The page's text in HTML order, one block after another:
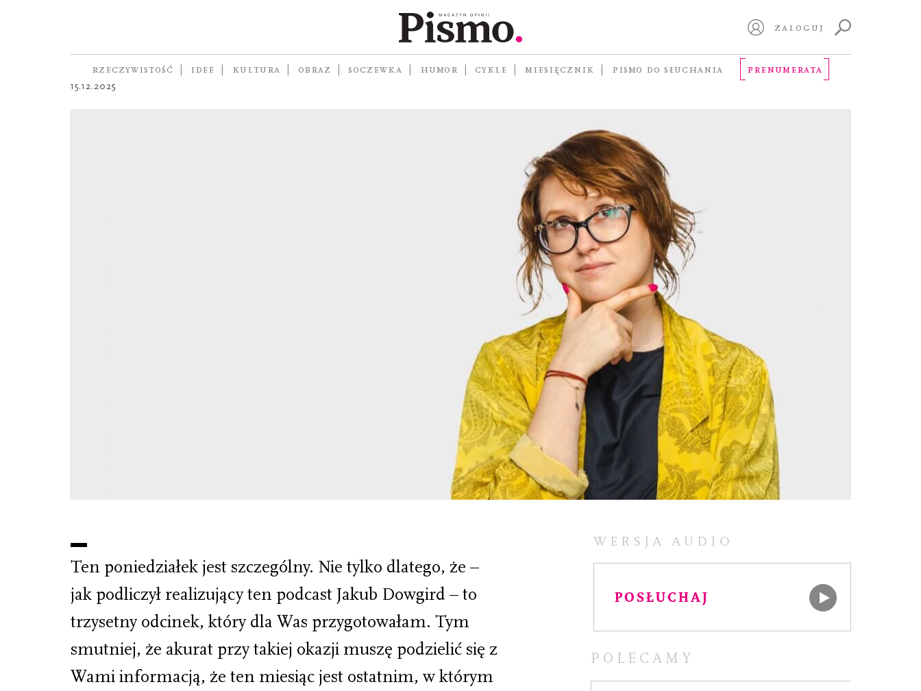
ZALOGUJ
RZECZYWISTOŚĆ IDEE KULTURA OBRAZ SOCZEWKA HUMOR CYKLE MIESIĘCZNIK PISMO DO SŁUCHANIA PRENUMERATA
autorka MAGDALENA KICIŃSKA
15.12.2025
Ten poniedziałek jest szczególny. Nie tylko dlatego, że –
jak podliczył realizujący ten podcast Jakub Dowgird – to
trzysetny odcinek, który dla Was przygotowałam. Tym
smutniej, że akurat przy takiej okazji muszę podzielić się z
Wami informacją, że ten miesiąc jest ostatnim, w którym
WERSJA AUDIO
POSŁUCHAJ
POLECAMY